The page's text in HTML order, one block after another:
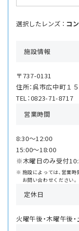
選択したレンズ ： コ
施設情報
〒737-0131
住所：呉市広中町
TEL：0823-71-8717
営業時間
8:30〜12:00
15:00〜18:00
※木曜日のみ受付
施設によっては、営業
お問い合わせください。
定休日
火曜午後・木曜午後